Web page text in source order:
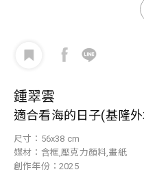
鍾翠雲
適合看海的日子(基隆
尺寸：56x38 cm
媒材：含框,壓克力顏料,畫紙
創作年份：2025